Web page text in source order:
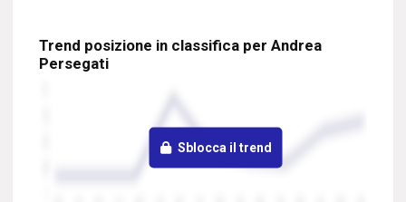
Trend posizione in classifica per Andrea
Persegati
Sblocca il trend